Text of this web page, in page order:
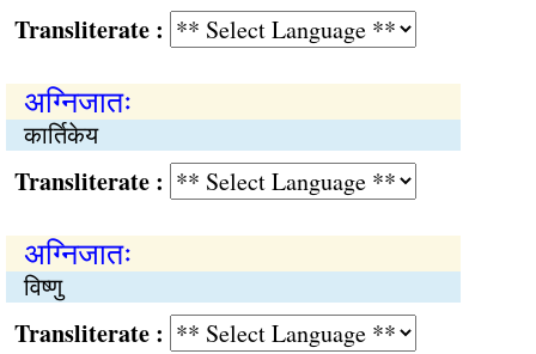
:
अग्निजातः
कार्तिकेय
:
अग्निजातः
विष्णु
: